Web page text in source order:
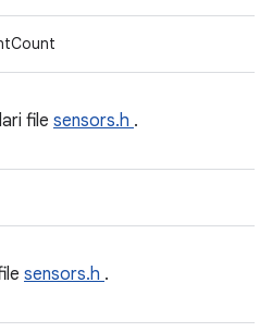
file sensors.h .
sensors.h .